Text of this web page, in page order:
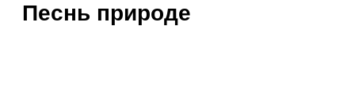
Песнь природе